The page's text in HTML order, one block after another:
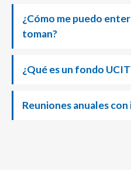
¿Cómo me puedo
toman?
¿Qué es un fondo
Reuniones anuales